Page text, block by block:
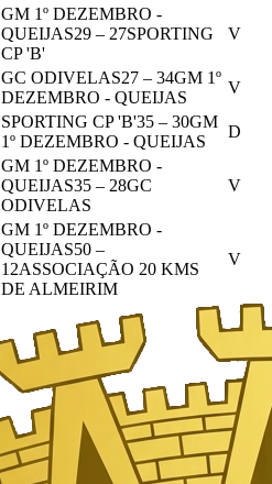
GM 1º DEZEMBRO -
QUEIJAS29 – 27SPORTING
CP 'B'
V
GC ODIVELAS27 – 34GM 1º
DEZEMBRO - QUEIJAS
V
SPORTING CP 'B'35 – 30GM
1º DEZEMBRO - QUEIJAS
D
GM 1º DEZEMBRO -
QUEIJAS35 – 28GC
ODIVELAS
V
GM 1º DEZEMBRO -
QUEIJAS50 –
12ASSOCIAÇÃO 20 KMS
DE ALMEIRIM
V